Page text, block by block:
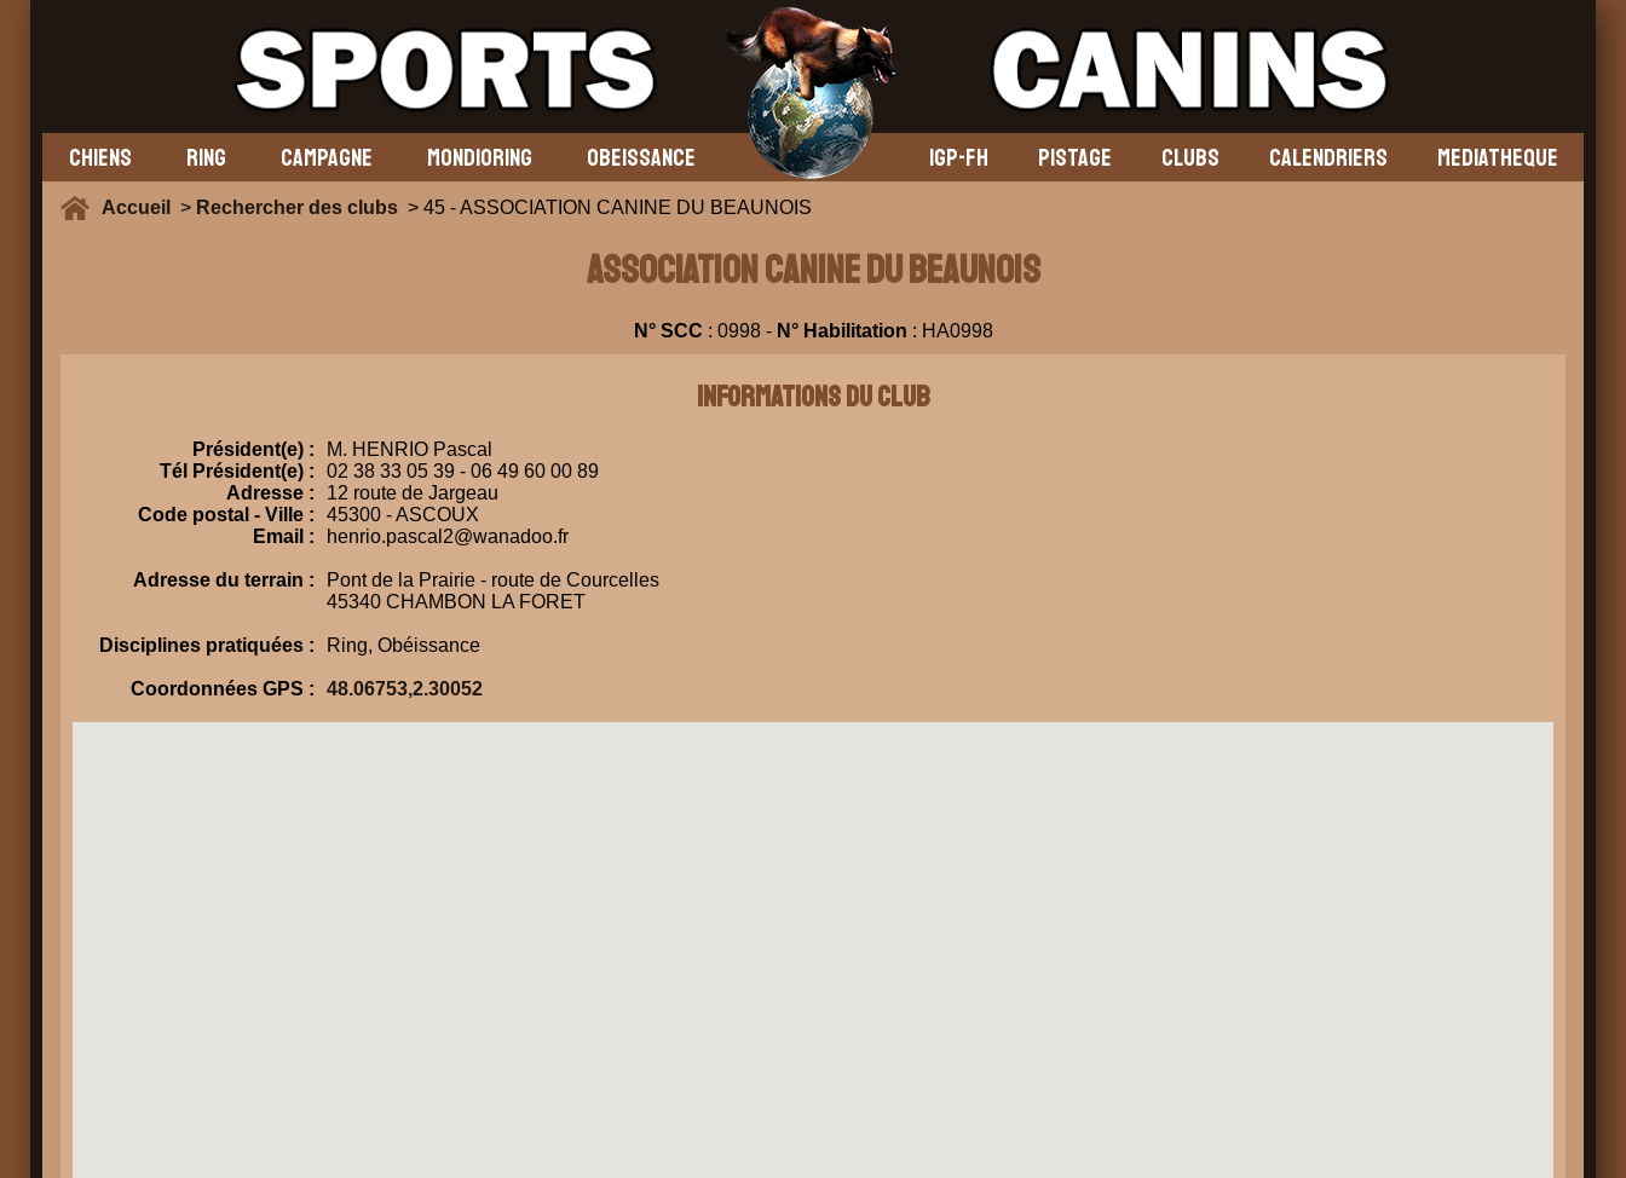
CHIENS RING CAMPAGNE MONDIORING OBEISSANCE IGP-FH PISTAGE CLUBS CALENDRIERS MEDIATHEQUE
Accueil > Rechercher des clubs > 45 - ASSOCIATION CANINE DU BEAUNOIS
ASSOCIATION CANINE DU BEAUNOIS
N° SCC : 0998 - N° Habilitation : HA0998
Informations du club
Président(e) :
M. HENRIO Pascal
Tél Président(e) :
02 38 33 05 39 - 06 49 60 00 89
Adresse :
12 route de Jargeau
Code postal - Ville :
45300 - ASCOUX
Email :
henrio.pascal2@wanadoo.fr
Adresse du terrain :
Pont de la Prairie - route de Courcelles
45340 CHAMBON LA FORET
Disciplines pratiquées : Ring, Obéissance
Coordonnées GPS : 48.06753,2.30052